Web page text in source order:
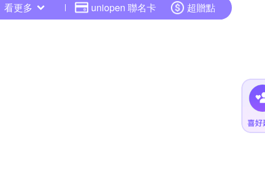
看更多 uniopen 聯名卡 超贈點